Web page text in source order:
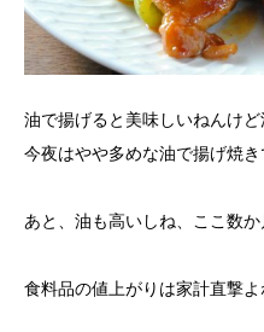
油で揚げると美味しいねんけど
今夜はやや多めな油で揚げ焼き
あと、油も高いしね、ここ数か
食料品の値上がりは家計直撃よ